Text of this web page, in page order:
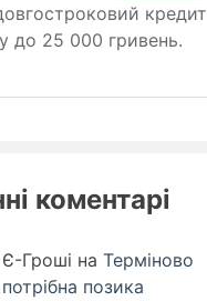
кредит
до 25 000 гривень.
коментарі
Є-Гроші на Терміново
потрібна позика